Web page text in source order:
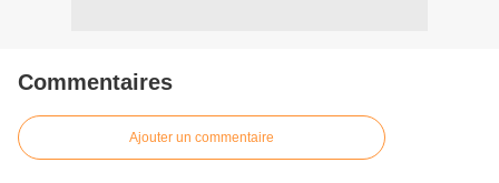
Commentaires
Ajouter un commentaire